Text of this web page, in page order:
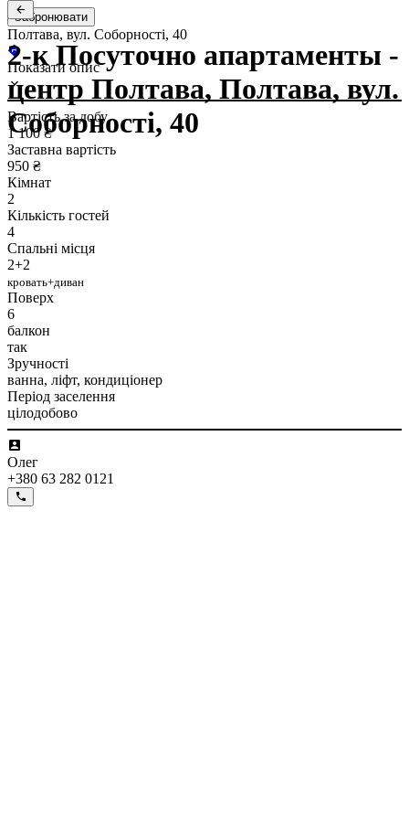
2-к Посуточно апартаменты -
центр Полтава, Полтава, вул.
Соборності, 40
Забронювати
Полтава, вул. Соборності, 40
Показати опис
Вартість за добу
1 100 ₴
Заставна вартість
950 ₴
Кімнат
2
Кількість гостей
4
Спальні місця
2+2
кровать+диван
Поверх
6
балкон
так
Зручності
ванна, ліфт, кондиціонер
Період заселення
цілодобово
Олег
+380 63 282 0121